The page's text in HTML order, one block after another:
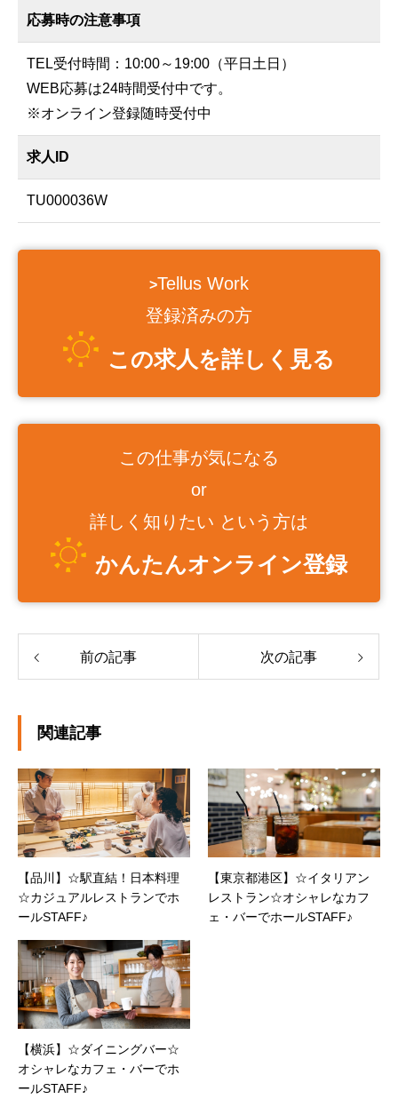
応募時の注意事項
TEL受付時間：10:00～19:00（平日土日）
WEB応募は24時間受付中です。
※オンライン登録随時受付中
求人ID
TU000036W
>Tellus Work
登録済みの方
この求人を詳しく見る
この仕事が気になる
or
詳しく知りたい という方は
かんたんオンライン登録
前の記事 次の記事
関連記事
【品川】☆駅直結！日本料理
☆カジュアルレストランでホ
ールSTAFF♪
【東京都港区】☆イタリアン
レストラン☆オシャレなカフ
ェ・バーでホールSTAFF♪
【横浜】☆ダイニングバー☆
オシャレなカフェ・バーでホ
ールSTAFF♪